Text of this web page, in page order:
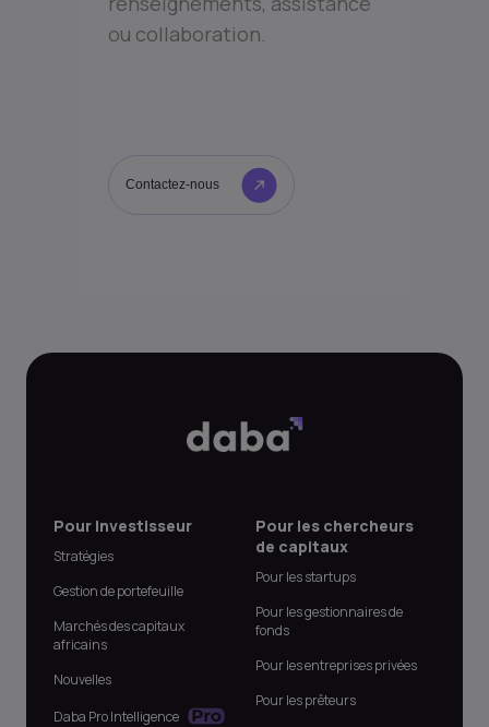
ou collaboration.
Contactez-nous
Pour Investisseur
Stratégies
Gestion de portefeuille
Marchés des capitaux
africains
Nouvelles
Daba Pro Intelligence
Pour les chercheurs
de capitaux
Pour les startups
Pour les gestionnaires de
fonds
Pour les entreprises privées
Pour les prêteurs